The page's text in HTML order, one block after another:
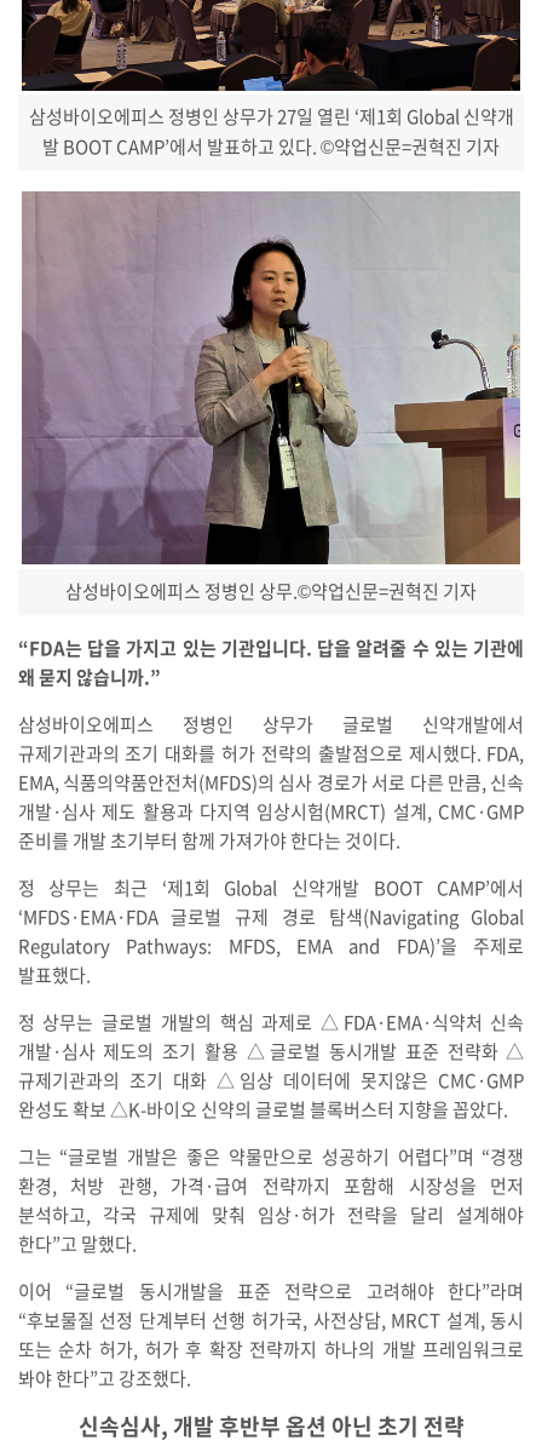
삼성바이오에피스 정병인 상무가 27일 열린 ‘제1회 Global 신약개
발 BOOT CAMP’에서 발표하고 있다.©약업신문=권혁진 기자
삼성바이오에피스 정병인 상무.©약업신문=권혁진 기자
“FDA는 답을 가지고 있는 기관입니다. 답을 알려줄 수 있는 기관에
왜 묻지 않습니까.”
삼성바이오에피스 정병인 상무가 글로벌 신약개발에서
규제기관과의 조기 대화를 허가 전략의 출발점으로 제시했다. FDA,
EMA, 식품의약품안전처(MFDS)의 심사 경로가 서로 다른 만큼, 신속
개발·심사 제도 활용과 다지역 임상시험(MRCT) 설계, CMC·GMP
준비를 개발 초기부터 함께 가져가야 한다는 것이다.
정 상무는 최근 ‘제1회 Global 신약개발 BOOT CAMP’에서
‘MFDS·EMA·FDA 글로벌 규제 경로 탐색(Navigating Global
Regulatory Pathways: MFDS, EMA and FDA)’을 주제로
발표했다.
정 상무는 글로벌 개발의 핵심 과제로 △FDA·EMA·식약처 신속
개발·심사 제도의 조기 활용 △글로벌 동시개발 표준 전략화 △
규제기관과의 조기 대화 △임상 데이터에 못지않은 CMC·GMP
완성도 확보 △K-바이오 신약의 글로벌 블록버스터 지향을 꼽았다.
그는 “글로벌 개발은 좋은 약물만으로 성공하기 어렵다”며 “경쟁
환경, 처방 관행, 가격·급여 전략까지 포함해 시장성을 먼저
분석하고, 각국 규제에 맞춰 임상·허가 전략을 달리 설계해야
한다”고 말했다.
이어 “글로벌 동시개발을 표준 전략으로 고려해야 한다”라며
“후보물질 선정 단계부터 선행 허가국, 사전상담, MRCT 설계, 동시
또는 순차 허가, 허가 후 확장 전략까지 하나의 개발 프레임워크로
봐야 한다”고 강조했다.
신속심사, 개발 후반부 옵션 아닌 초기 전략